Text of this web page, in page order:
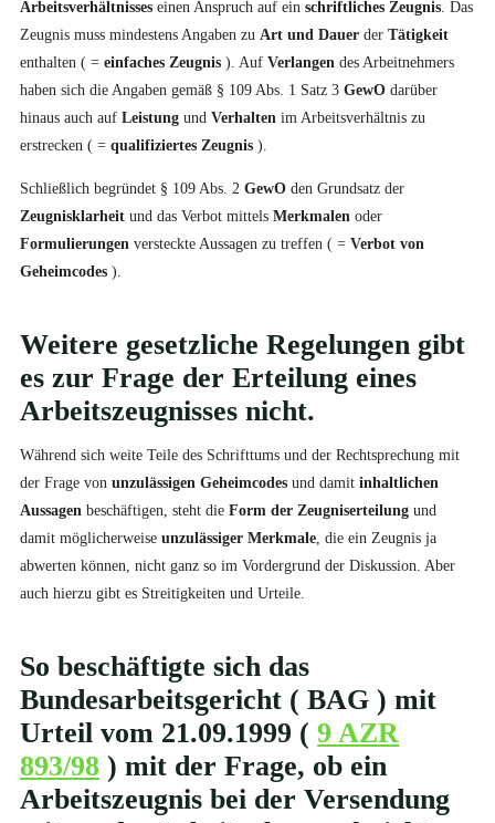
Arbeitsverhältnisses einen Anspruch auf ein schriftliches Zeugnis . Das
Zeugnis muss mindestens Angaben zu Art und Dauer derTätigkeit
enthalten ( =einfaches Zeugnis ). Auf Verlangen des Arbeitnehmers
haben sich die Angaben gemäß § 109 Abs. 1 Satz 3 GewO darüber
hinaus auch aufLeistung undVerhalten im Arbeitsverhältnis zu
erstrecken ( =qualifiziertes Zeugnis ).
Schließlich begründet § 109 Abs. 2GewO den Grundsatz der
Zeugnisklarheit und das Verbot mittelsMerkmalen oder
Formulierungen versteckte Aussagen zu treffen ( =Verbot von
Geheimcodes ).
Weitere gesetzliche Regelungen gibt
es zur Frage der Erteilung eines
Arbeitszeugnisses nicht.
Während sich weite Teile des Schrifttums und der Rechtsprechung mit
der Frage vonunzulässigen Geheimcodes und damit inhaltlichen
Aussagen beschäftigen, steht dieForm der Zeugniserteilung und
damit möglicherweiseunzulässiger Merkmale, die ein Zeugnis ja
abwerten können, nicht ganz so im Vordergrund der Diskussion. Aber
auch hierzu gibt es Streitigkeiten und Urteile.
So beschäftigte sich das
Bundesarbeitsgericht ( BAG ) mit
Urteil vom 21.09.1999 (9 AZR
893/98 ) mit der Frage, ob ein
Arbeitszeugnis bei der Versendung